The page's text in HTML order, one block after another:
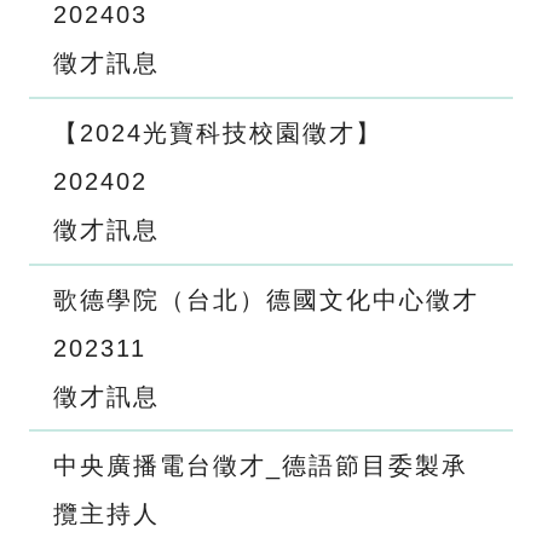
202403
徵才訊息
【2024光寶科技校園徵才】
202402
徵才訊息
歌德學院（台北）德國文化中心徵才
202311
徵才訊息
中央廣播電台徵才_德語節目委製承
攬主持人